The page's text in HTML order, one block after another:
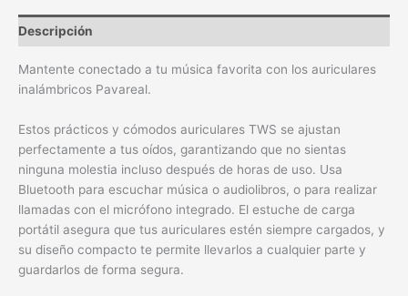
Descripción
Mantente conectado a tu música favorita con los auriculares
inalámbricos Pavareal.
Estos prácticos y cómodos auriculares TWS se ajustan
perfectamente a tus oídos, garantizando que no sientas
ninguna molestia incluso después de horas de uso. Usa
Bluetooth para escuchar música o audiolibros, o para realizar
llamadas con el micrófono integrado. El estuche de carga
portátil asegura que tus auriculares estén siempre cargados, y
su diseño compacto te permite llevarlos a cualquier parte y
guardarlos de forma segura.